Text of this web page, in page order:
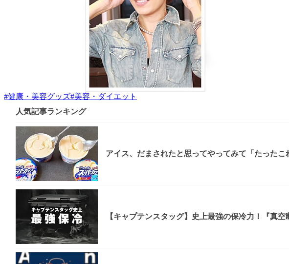
#健康・美容グッズ#美容・ダイエット
人気記事ランキング
アイス、だまされたと思ってやってみて「たった
【キャプテンスタッグ】史上最強の保冷力！『真